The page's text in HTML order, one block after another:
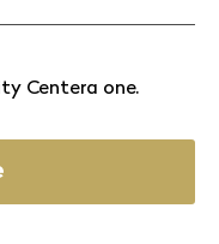
Centera one.